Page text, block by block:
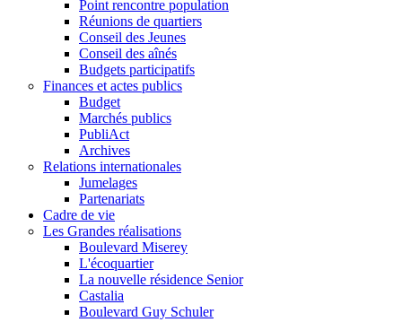
Point rencontre population
Réunions de quartiers
Conseil des Jeunes
Conseil des aînés
Budgets participatifs
Finances et actes publics
Budget
Marchés publics
PubliAct
Archives
Relations internationales
Jumelages
Partenariats
Cadre de vie
Les Grandes réalisations
Boulevard Miserey
L'écoquartier
La nouvelle résidence Senior
Castalia
Boulevard Guy Schuler